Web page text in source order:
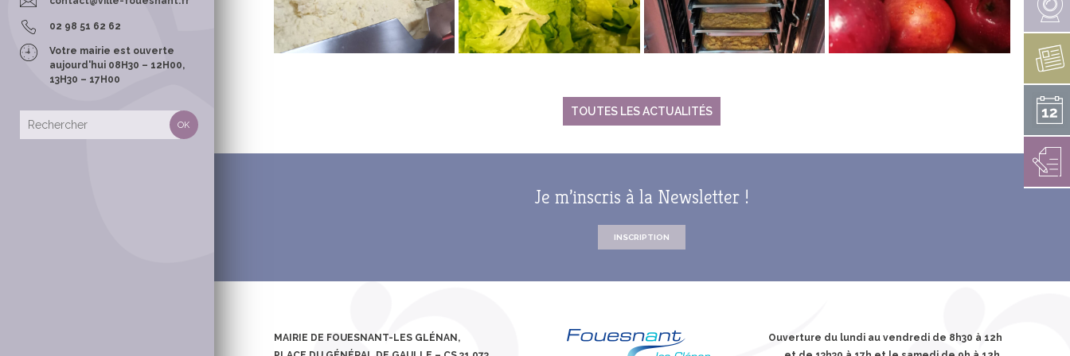
POLICE MUNICIPALE SERVICE DES PORTS PERDU / TROUVÉ
JUMELAGE FOUESNANT-
MEERBUSCH
JUMELAGE SPORTIF
LES CANONS DE LA VÉNUS
CAPITAINERIE
HABITAT
ROUTE DE MESTREZEC
RAPPORT D’ACTIVITÉS 2021
RAPPORT SOCIAL UNIQUE
02 98 51 62 62
Votre mairie est ouverte
aujourd'hui 08H30 – 12H00,
13H30 – 17H00
TOUTES LES ACTUALITÉS
Je m’inscris à la Newsletter !
INSCRIPTION
MAIRIE DE FOUESNANT-LES GLÉNAN,
Ouverture du lundi au vendredi de 8h30 à 12h